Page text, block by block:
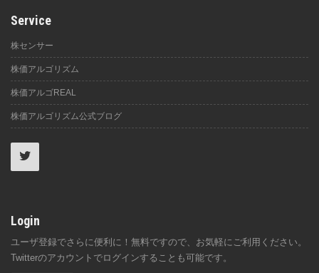
Service
株センサー
株価アルゴリズム
株価アルゴREAL
株価アルゴリズム公式ブログ
Login
ユーザ登録でさらに便利に！無料ですので、お気軽にご利用ください。
Twitterのアカウントでログインすることも可能です。